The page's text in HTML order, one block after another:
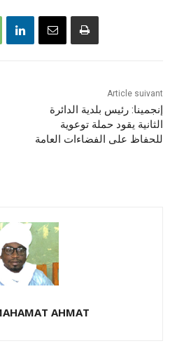
Article suivant
إنجمينا: رئيس بلدية الدائرة
الثانية يقود حملة توعوية
للحفاظ على الفضاءات العامة
AHMAT